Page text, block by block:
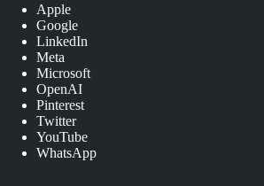
Apple
Google
LinkedIn
Meta
Microsoft
OpenAI
Pinterest
Twitter
YouTube
WhatsApp